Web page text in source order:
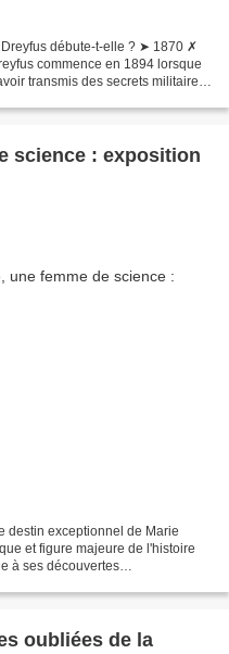
débute-t-elle ? ➤ 1870 ✗
commence en 1894 lorsque
transmis des secrets militaires
science : exposition
destin exceptionnel de Marie
et figure majeure de l'histoire
à ses découvertes
oubliées de la